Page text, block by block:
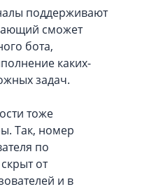
поддерживают
сможет
бота,
каких-
задач.
тоже
Так, номер
по
от
и в